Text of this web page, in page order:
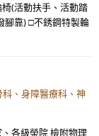
(活動扶手、活動踏
腳靠) □不銹鋼特製輪
、身障醫療科、神
各級榮院 檢附物理